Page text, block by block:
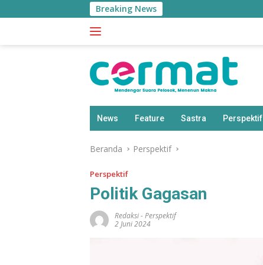
ke
Breaking News
News Feature Sastra Perspektif
Beranda Perspektif
Perspektif
Politik Gagasan
Redaksi-Perspektif
2 Juni 2024